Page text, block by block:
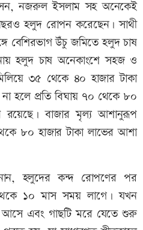
নজরুল ইসলাম সহ অনেকেই
হলুদ রোপন করেছেন। সাথী
বেশিরভাগ উঁচু জমিতে হলুদ চাষ
হলুদ চাষ অনেকাংশে সহজ ও
৩৫ থেকে ৪০ হাজার টাকা
না হলে প্রতি বিঘায় ৭০ থেকে ৮০
রয়েছে। বাজার মৃল্য আশানুরূপ
৮০ হাজার টাকা লাভের আশা
হলুদের কন্দ রোপণের পর
১০ মাস সময় লাগে। যখন
আসে এবং গাছটি মরে যেতে শুরু